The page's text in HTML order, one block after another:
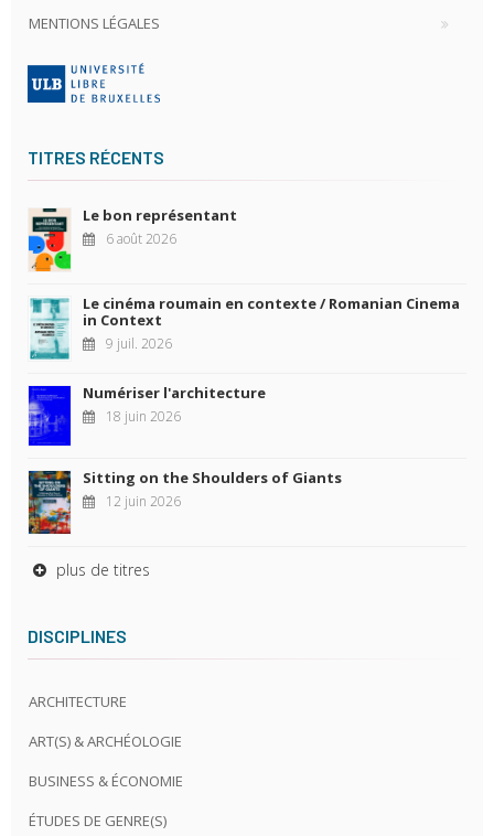
MENTIONS LÉGALES
TITRES RÉCENTS
Le bon représentant
6 août 2026
Le cinéma roumain en contexte / Romanian Cinema
in Context
9 juil. 2026
Numériser l'architecture
18 juin 2026
Sitting on the Shoulders of Giants
12 juin 2026
plus de titres
DISCIPLINES
ARCHITECTURE
ART(S) & ARCHÉOLOGIE
BUSINESS & ÉCONOMIE
ÉTUDES DE GENRE(S)